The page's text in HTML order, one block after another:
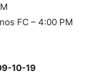
FC – 4:00 PM
10-19